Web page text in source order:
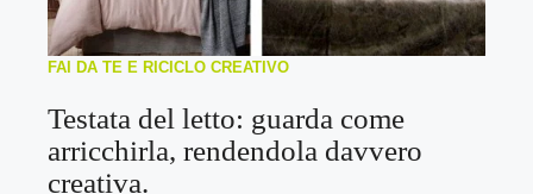
FAI DA TE E RICICLO CREATIVO
Testata del letto: guarda come
arricchirla, rendendola davvero
creativa.